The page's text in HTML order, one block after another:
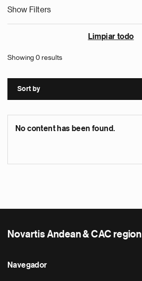
Show Filters
Limpiar todo
Showing 0 results
Sort by
No content has been found.
Novartis Andean & CAC region
Navegador